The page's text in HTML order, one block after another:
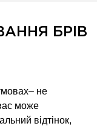
БРІВ
не
може
відтінок,